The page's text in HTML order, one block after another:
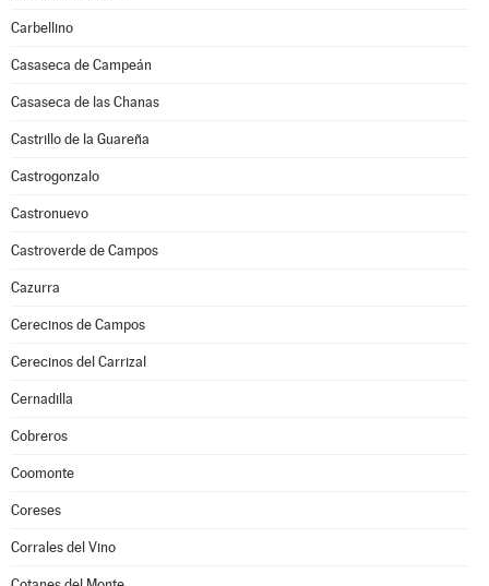
Carbellino
Casaseca de Campeán
Casaseca de las Chanas
Castrillo de la Guareña
Castrogonzalo
Castronuevo
Castroverde de Campos
Cazurra
Cerecinos de Campos
Cerecinos del Carrizal
Cernadilla
Cobreros
Coomonte
Coreses
Corrales del Vino